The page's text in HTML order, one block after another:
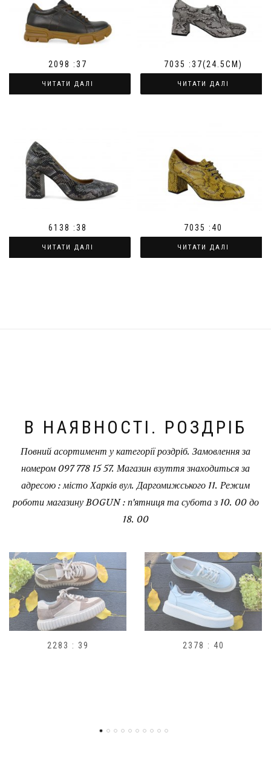
2098 :37
ЧИТАТИ ДАЛІ
7035 :37(24.5СМ)
ЧИТАТИ ДАЛІ
6138 :38
ЧИТАТИ ДАЛІ
7035 :40
ЧИТАТИ ДАЛІ
В НАЯВНОСТІ. РОЗДРІБ
Повний асортимент у категорії роздріб. Замовлення за
номером 097 778 15 57. Магазин взуття знаходиться за
адресою : місто Харків вул. Даргомижського 11. Режим
роботи магазину BOGUN : п'ятниця та субота з 10. 00 до
18. 00
2378 : 40